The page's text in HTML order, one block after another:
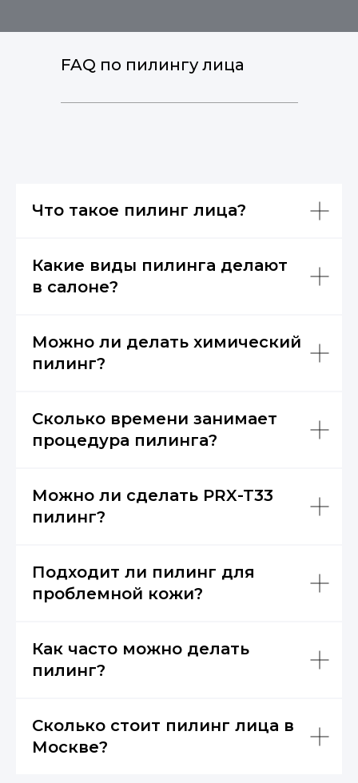
FAQ по пилингу лица
Что такое пилинг лица?
Какие виды пилинга делают
в салоне?
Можно ли делать химический
пилинг?
Сколько времени занимает
процедура пилинга?
Можно ли сделать PRX-T33
пилинг?
Подходит ли пилинг для
проблемной кожи?
Как часто можно делать
пилинг?
Сколько стоит пилинг лица в
Москве?